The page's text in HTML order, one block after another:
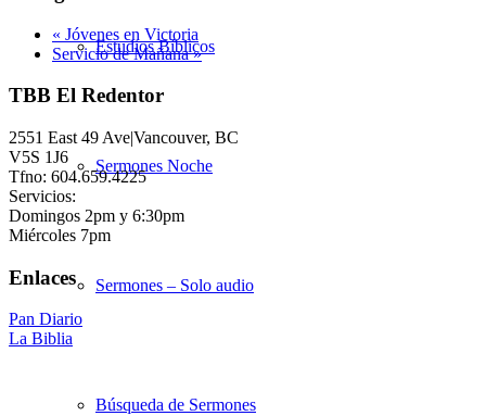
Estudios Bíblicos
Sermones Noche
Sermones – Solo audio
Búsqueda de Sermones
« Jóvenes en Victoria
Servicio de Mañana»
TBB El Redentor
2551 East 49 Ave|Vancouver, BC
V5S 1J6
Tfno: 604.659.4225
Servicios:
Domingos 2pm y 6:30pm
Miércoles 7pm
Enlaces
Pan Diario
La Biblia